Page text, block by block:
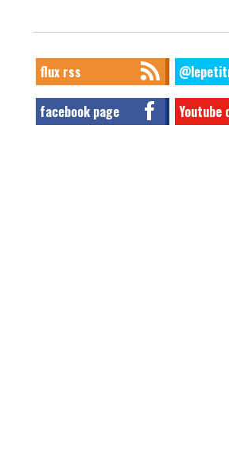
flux rss
facebook page Youtube